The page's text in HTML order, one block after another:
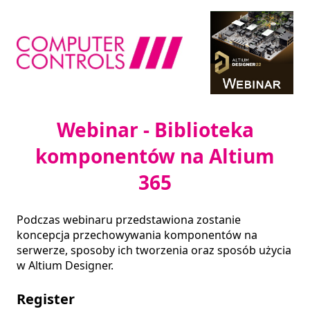
Webinar - Biblioteka
komponentów na Altium
365
Podczas webinaru przedstawiona zostanie
koncepcja przechowywania komponentów na
serwerze, sposoby ich tworzenia oraz sposób użycia
w Altium Designer.
Register